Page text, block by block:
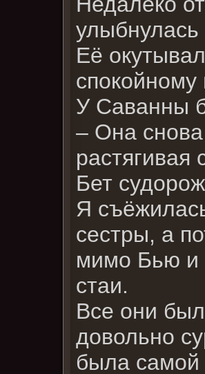
улыбнулась
Её
У Саванны
– Она
Бет
Я
сестры, а
мимо Бью и
стаи.
Все они
довольно
была самой